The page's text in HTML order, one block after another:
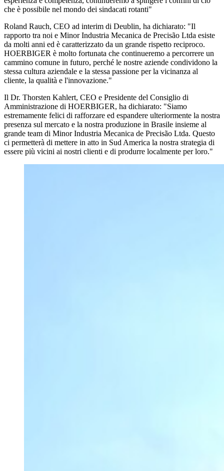
che è possibile nel mondo dei sindacati rotanti"
Roland Rauch, CEO ad interim di Deublin, ha dichiarato: "Il
rapporto tra noi e Minor Industria Mecanica de Precisão Ltda esiste
da molti anni ed è caratterizzato da un grande rispetto reciproco.
HOERBIGER è molto fortunata che continueremo a percorrere un
cammino comune in futuro, perché le nostre aziende condividono la
stessa cultura aziendale e la stessa passione per la vicinanza al
cliente, la qualità e l'innovazione."
Il Dr. Thorsten Kahlert, CEO e Presidente del Consiglio di
Amministrazione di HOERBIGER, ha dichiarato: "Siamo
estremamente felici di rafforzare ed espandere ulteriormente la nostra
presenza sul mercato e la nostra produzione in Brasile insieme al
grande team di Minor Industria Mecanica de Precisão Ltda. Questo
ci permetterà di mettere in atto in Sud America la nostra strategia di
essere più vicini ai nostri clienti e di produrre localmente per loro."